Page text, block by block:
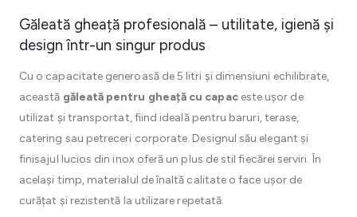
Găleată gheață profesională – utilitate, igienă și
design într-un singur produs
Cu o capacitate generoasă de 5 litri și dimensiuni echilibrate,
această găleată pentru gheață cu capaceste ușor de
utilizat și transportat, fiind ideală pentru baruri, terase,
catering sau petreceri corporate. Designul său elegant și
finisajul lucios din inox oferă un plus de stil fiecărei serviri. În
același timp, materialul de înaltă calitate o face ușor de
curățat și rezistentă la utilizare repetată.